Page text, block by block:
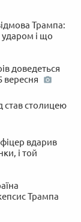
Трампа:
і що
доведеться
вересня
став столицею
вдарив
і той
Трампа